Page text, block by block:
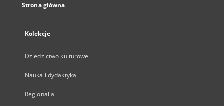
Strona główna
Kolekcje
Dziedzictwo kulturowe
Nauka i dydaktyka
Regionalia